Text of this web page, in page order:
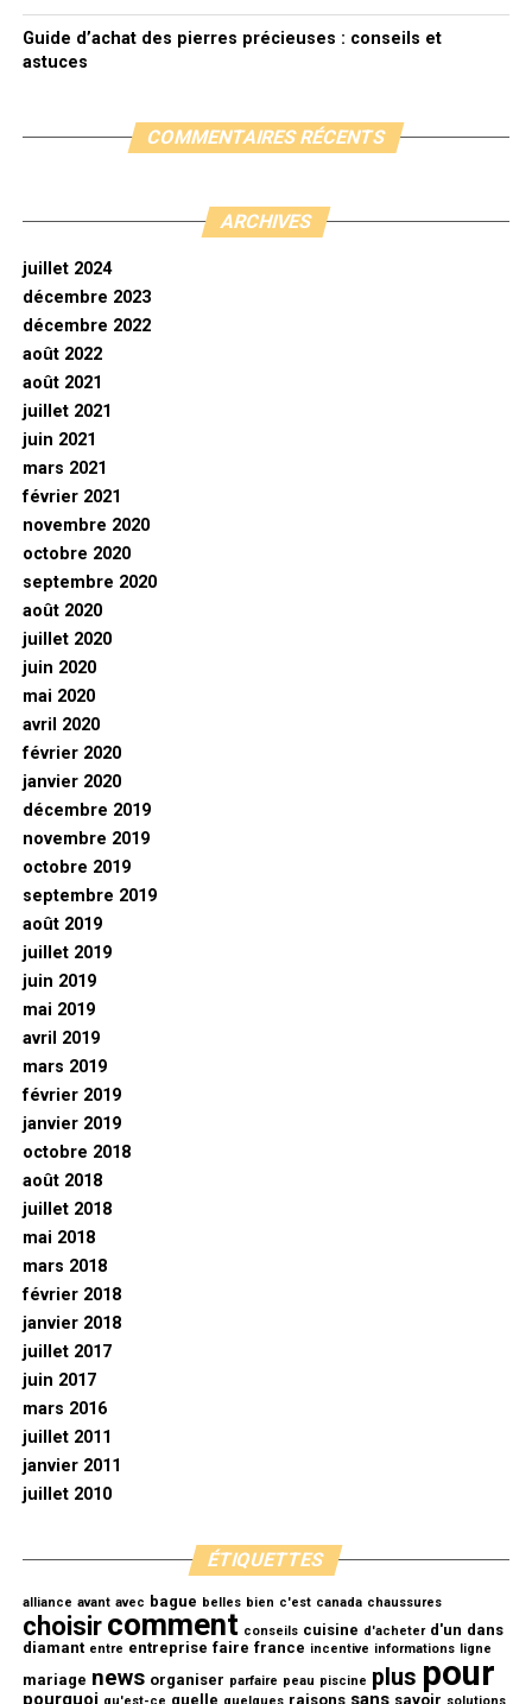
Guide d’achat des pierres précieuses : conseils et
astuces
COMMENTAIRES RÉCENTS
ARCHIVES
juillet 2024
décembre 2023
décembre 2022
août 2022
août 2021
juillet 2021
juin 2021
mars 2021
février 2021
novembre 2020
octobre 2020
septembre 2020
août 2020
juillet 2020
juin 2020
mai 2020
avril 2020
février 2020
janvier 2020
décembre 2019
novembre 2019
octobre 2019
septembre 2019
août 2019
juillet 2019
juin 2019
mai 2019
avril 2019
mars 2019
février 2019
janvier 2019
octobre 2018
août 2018
juillet 2018
mai 2018
mars 2018
février 2018
janvier 2018
juillet 2017
juin 2017
mars 2016
juillet 2011
janvier 2011
juillet 2010
ÉTIQUETTES
alliance avant avec bague belles bien c'est canada chaussures
choisir comment conseils cuisine d'acheter d'un dans
diamant entre entreprise faire france incentive informations ligne
mariage news organiser parfaire peau piscine plus pour
pourquoi quelle raisons sans savoir